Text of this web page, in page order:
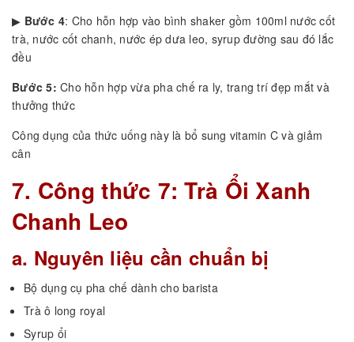
▶ Bước 4: Cho hỗn hợp vào bình shaker gồm 100ml nước cốt
trà, nước cốt chanh, nước ép dưa leo, syrup đường sau đó lắc
đều
Bước 5: Cho hỗn hợp vừa pha chế ra ly, trang trí đẹp mắt và
thưởng thức
Công dụng của thức uống này là bổ sung vitamin C và giảm
cân
7. Công thức 7: Trà Ổi Xanh
Chanh Leo
a. Nguyên liệu cần chuẩn bị
Bộ dụng cụ pha chế dành cho barista
Trà ô long royal
Syrup ổi